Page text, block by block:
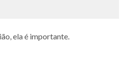
ela é importante.